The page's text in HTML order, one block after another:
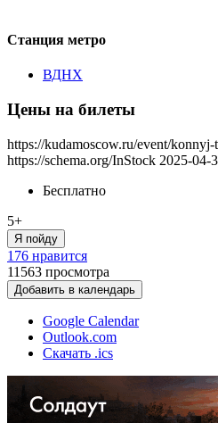
Станция метро
ВДНХ
Цены на билеты
https://kudamoscow.ru/event/
https://schema.org/InStock 2025-04-
Бесплатно
5+
Я пойду
176 нравится
11563 просмотра
Добавить в календарь
Google Calendar
Outlook.com
Скачать .ics